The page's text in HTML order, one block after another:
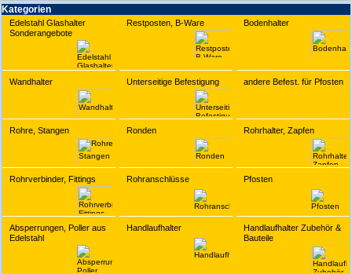
Kate­gorien
Edelstahl Glashalter
Sonderangebote
Restposten, B-Ware Bodenhalter
Wandhalter Unterseitige Befestigung andere Befest. für Pfosten
Rohre, Stangen Ronden Rohrhalter, Zapfen
Rohrverbinder, Fittings Rohranschlüsse Pfosten
Absperrungen, Poller aus
Edelstahl
Handlaufhalter
Handlaufhalter Zubehör &
Bauteile